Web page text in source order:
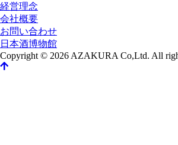
経営理念
会社概要
お問い合わせ
日本酒博物館
Copyright © 2026 AZAKURA Co,Ltd. All